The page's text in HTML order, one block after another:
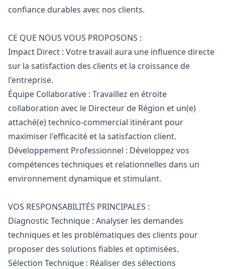
confiance durables avec nos clients.
CE QUE NOUS VOUS PROPOSONS :
Impact Direct : Votre travail aura une influence directe
sur la satisfaction des clients et la croissance de
l'entreprise.
Équipe Collaborative : Travaillez en étroite
collaboration avec le Directeur de Région et un(e)
attaché(e) technico-commercial itinérant pour
maximiser l'efficacité et la satisfaction client.
Développement Professionnel : Développez vos
compétences techniques et relationnelles dans un
environnement dynamique et stimulant.
VOS RESPONSABILITÉS PRINCIPALES :
Diagnostic Technique : Analyser les demandes
techniques et les problématiques des clients pour
proposer des solutions fiables et optimisées.
Sélection Technique : Réaliser des sélections